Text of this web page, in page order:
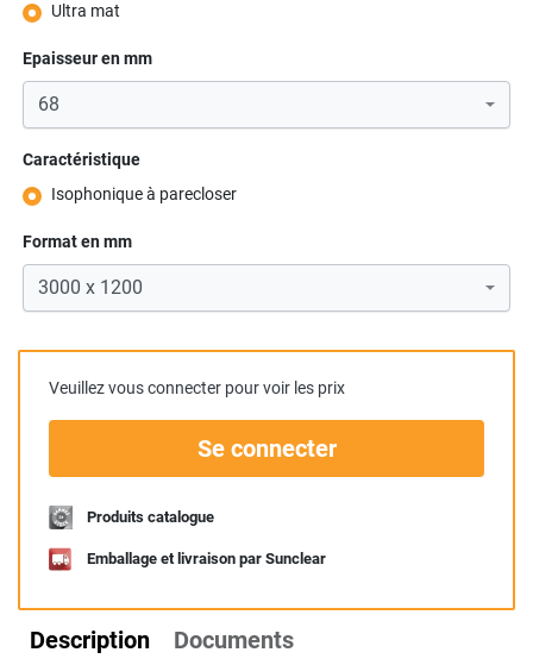
Ultra mat
Epaisseur en mm
Caractéristique
Isophonique à parecloser
Format en mm
Veuillez vous connecter pour voir les prix
Se connecter
Produits catalogue
Emballage et livraison par Sunclear
Description Documents